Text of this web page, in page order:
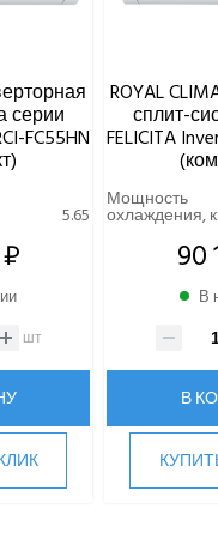
И ШКАФЫ
КОНДИЦИОНЕРЫ
серии
FC55HN
5.65
шт
ROYAL
сплит-
FELICITA
Мощность
охлаждения,
90
В
В